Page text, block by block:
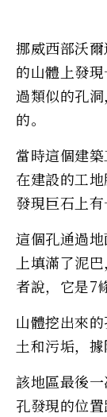
挪威西部沃
的山體上發
過類似的孔
的。
當時這個建
在建設的工
發現巨石上有
這個孔通過
上填滿了泥
者說，它是7
山體挖出來
土和污垢，
該地區最後
孔發現的位